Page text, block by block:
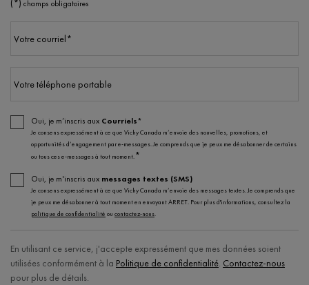
(*) champs obligatoires
Votre courriel*
Votre téléphone portable
Oui, je m’inscris aux Courriels*
Je consens expressément à ce que Vichy Canada m’envoie des nouvelles, promotions, et
opportunités d’engagement par e-messages. Je comprends que je peux me désabonner de certains
ou tous ces e-messages à tout moment.*
Oui, je m'inscris aux messages textes (SMS)
Je consens expressément à ce que Vichy Canada m’envoie des messages textes. Je comprends que
je peux me désabonner à tout moment en envoyant ARRET. Pour plus d'informations, consultez la
politique de confidentialité ou contactez-nous.
En utilisant ce service, j'accepte expressément que mes données soient
utilisées conformément à la Politique de confidentialité. Contactez-nous
pour plus de détails.